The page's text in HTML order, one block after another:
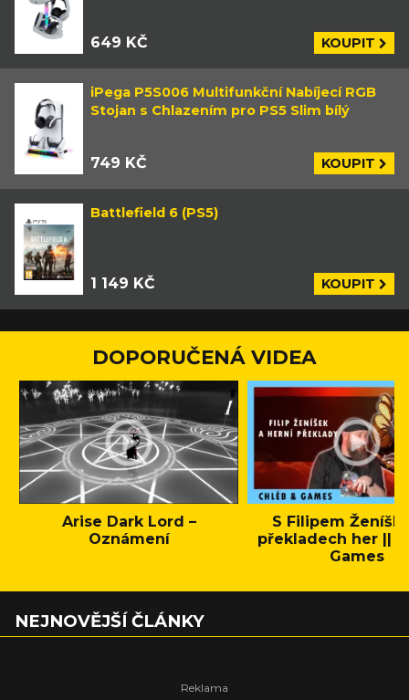
649 KČ KOUPIT
iPega P5S006 Multifunkční Nabíjecí RGB
Stojan s Chlazením pro PS5 Slim bílý
749 KČ KOUPIT
Battlefield 6 (PS5)
1 149 KČ KOUPIT
DOPORUČENÁ VIDEA
Arise Dark Lord –
Oznámení
S Filipem
překladech her ||
Games
NEJNOVĚJŠÍ ČLÁNKY